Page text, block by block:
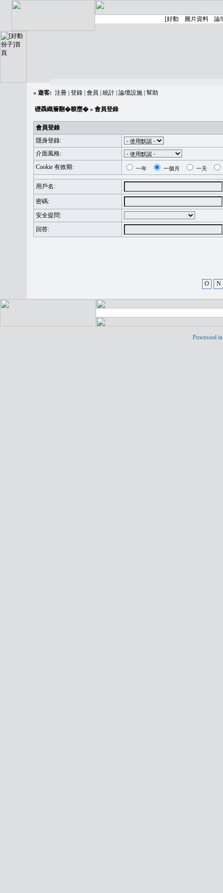
» 遊客: 注冊 登錄 會員 統計 論壇設施 幫助
礎聶織簷翻�䪖壅� » 會員登錄
會員登錄
隱身登錄:
介面風格:
Cookie 有效期:
一年 一個月 一天
用戶名:
密碼:
安全提問:
回答:
O N
Processed